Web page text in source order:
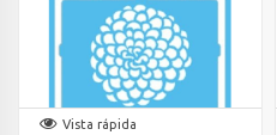
Vista rápida